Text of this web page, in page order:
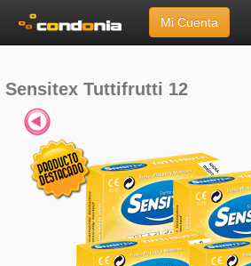
Mi Cuenta
Sensitex Tuttifrutti 12
Sensitex Tuttifrutti 12